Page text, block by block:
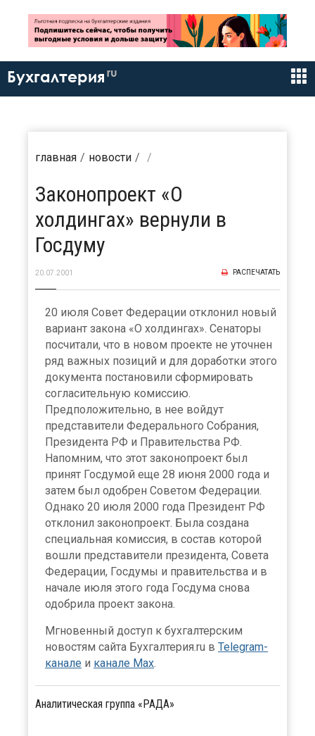
Бухгалтерия ru
главная новости
Законопроект «О
холдингах» вернули в
Госдуму
20.07.2001 РАСПЕЧАТАТЬ
20 июля Совет Федерации отклонил новый
вариант закона «О холдингах». Сенаторы
посчитали, что в новом проекте не уточнен
ряд важных позиций и для доработки этого
документа постановили сформировать
согласительную комиссию.
Предположительно, в нее войдут
представители Федерального Собрания,
Президента РФ и Правительства РФ.
Напомним, что этот законопроект был
принят Госдумой еще 28 июня 2000 года и
затем был одобрен Советом Федерации.
Однако 20 июля 2000 года Президент РФ
отклонил законопроект. Была создана
специальная комиссия, в состав которой
вошли представители президента, Совета
Федерации, Госдумы и правительства и в
начале июля этого года Госдума снова
одобрила проект закона.
Мгновенный доступ к бухгалтерским
новостям сайта Бухгалтерия.ru в Telegram-
канале и канале Max.
Аналитическая группа «РАДА»